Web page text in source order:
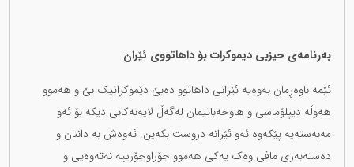
بەرنامەی حیزبی دیموکرات بۆ داهاتووی ئێران
ئێمە باوەڕمان بەوەیە ئێرانی داهاتوو دەبێ دێموکراتیک بێ و هەموو
هەوڵە دیپلۆماسی و هاوخەباتیمان لەگەڵ لایەنەکانی دیکە بۆ ئەو
مەبەستەیە پێکەوە ئەو ئێرانە دروست بکەین. ئەوەش بە داننان و
دەستەبەری مافی وەک یەکی هەموو جۆراوجۆرییە نەتەوەیی و